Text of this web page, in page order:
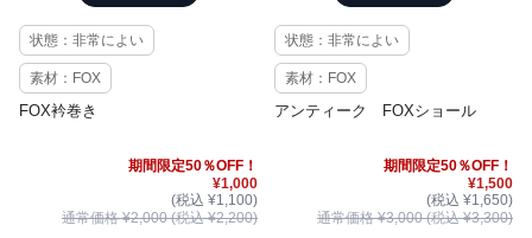
状態：非常によい
素材：FOX
FOX衿巻き
期間限定50％OFF！
¥1,000
(税込 ¥1,100)
通常価格 ¥2,000 (税込 ¥2,200)
状態：非常によい
素材：FOX
アンティーク FOXショール
期間限定50％OFF！
¥1,500
(税込 ¥1,650)
通常価格 ¥3,000 (税込 ¥3,300)